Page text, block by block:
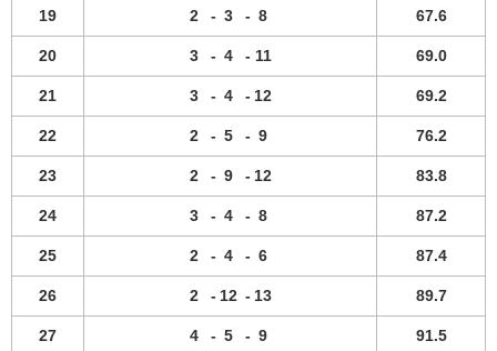
19 2 - 3 - 8 67.6
20 3 - 4 - 11 69.0
21 3 - 4 - 12 69.2
22 2 - 5 - 9 76.2
23 2 - 9 - 12 83.8
24 3 - 4 - 8 87.2
25 2 - 4 - 6 87.4
26 2 - 12 - 13 89.7
27 4 - 5 - 9 91.5